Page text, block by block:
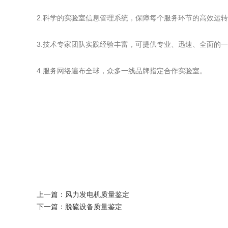
2.科学的实验室信息管理系统，保障每个服务环节的高效运转
3.技术专家团队实践经验丰富，可提供专业、迅速、全面的一
4.服务网络遍布全球，众多一线品牌指定合作实验室。
上一篇： 风力发电机质量鉴定
下一篇： 脱硫设备质量鉴定